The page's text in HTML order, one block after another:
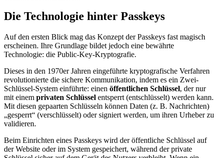
Die Technologie hinter Passkeys
Auf den ersten Blick mag das Konzept der Passkeys fast magisch
erscheinen. Ihre Grundlage bildet jedoch eine bewährte
Technologie: die Public-Key-Kryptografie.
Dieses in den 1970er Jahren eingeführte kryptografische Verfahren
revolutionierte die sichere Kommunikation, indem es ein Zwei-
Schlüssel-System einführte: einen öffentlichen Schlüssel, der nur
mit einem privaten Schlüssel entsperrt (entschlüsselt) werden kann.
Mit diesen gepaarten Schlüsseln können Daten (z. B. Nachrichten)
„gesperrt“ (verschlüsselt) oder signiert werden, um ihren Urheber zu
validieren.
Beim Einrichten eines Passkeys wird der öffentliche Schlüssel auf
der Website oder im System gespeichert, während der private